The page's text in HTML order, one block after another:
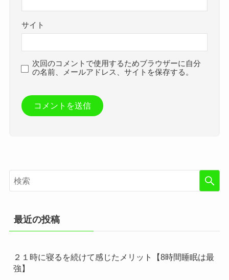
サイト
次回のコメントで使用するためブラウザーに自分
の名前、メールアドレス、サイトを保存する。
最近の投稿
２１時に寝るを続けて感じたメリット【8時間睡眠は最
強】